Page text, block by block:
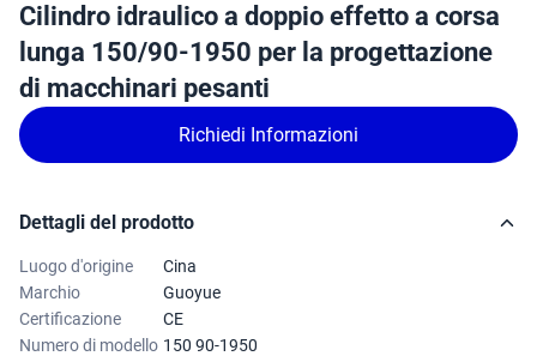
Cilindro idraulico a doppio effetto a corsa
lunga 150/90-1950 per la progettazione
di macchinari pesanti
Richiedi Informazioni
Dettagli del prodotto
Luogo d'origine
Cina
Marchio
Guoyue
Certificazione
CE
Numero di modello 150 90-1950